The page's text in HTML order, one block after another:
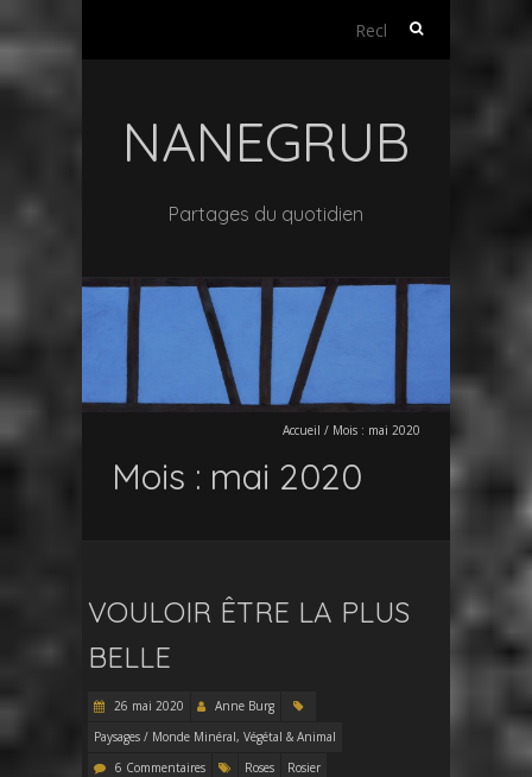
Rechercher :
NANEGRUB
Partages du quotidien
Accueil / Mois : mai 2020
Mois : mai 2020
VOULOIR ÊTRE LA PLUS
BELLE
26 mai 2020
Anne Burg
Paysages / Monde Minéral, Végétal & Animal
6 Commentaires
Roses Rosier